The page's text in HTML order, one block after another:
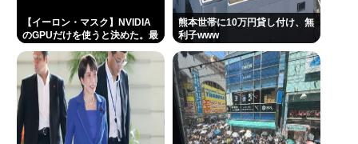
誰でもできる仕事してるやつって死にたくならん
の？
有田哲平、高田馬場は「嫌いな街ですね」「早稲田
大学がございます、僕は落ちましたので」
1浪して法政に入った女さん、ワカッテTVのせいでジ
サツする
【イーロン・マスク】NVIDIA
のGPUだけを使うと決めた。最
熊本世帯に10万円貸し付け、無
利子www